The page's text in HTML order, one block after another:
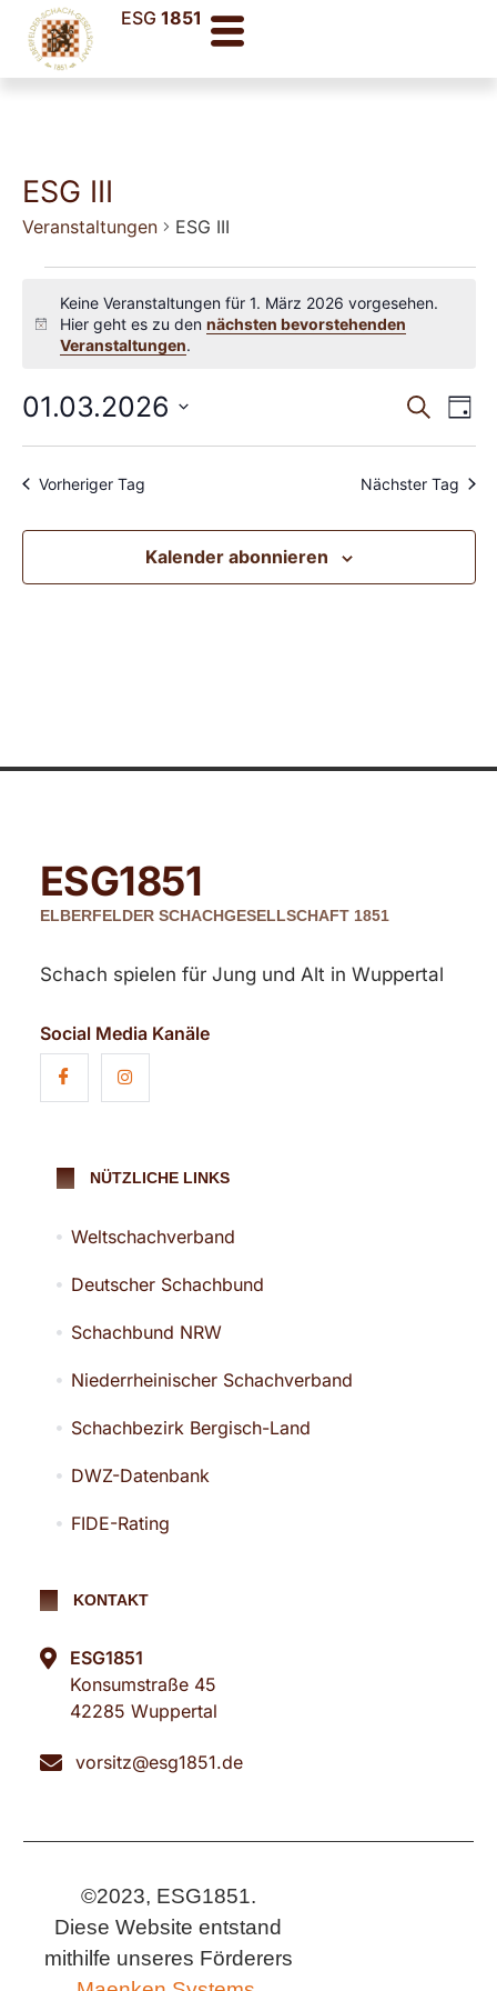
ESG1851
ESG III
Veranstaltungen ESG III
Hinweis
Keine Veranstaltungen für 1. März 2026 vorgesehen.
Hier geht es zu den nächsten bevorstehenden
Veranstaltungen.
und
Suche
Tag
01.03.2026
wählen.
Vorheriger Tag Nächster Tag
Kalender abonnieren
ESG1851
ELBERFELDER SCHACHGESELLSCHAFT 1851
Schach spielen für Jung und Alt in Wuppertal
Social Media Kanäle
NÜTZLICHE LINKS
Weltschachverband
Deutscher Schachbund
Schachbund NRW
Niederrheinischer Schachverband
Schachbezirk Bergisch-Land
DWZ-Datenbank
FIDE-Rating
KONTAKT
ESG1851
Konsumstraße 45
42285 Wuppertal
vorsitz@esg1851.de
©2023, ESG1851.
Diese Website entstand
mithilfe unseres Förderers